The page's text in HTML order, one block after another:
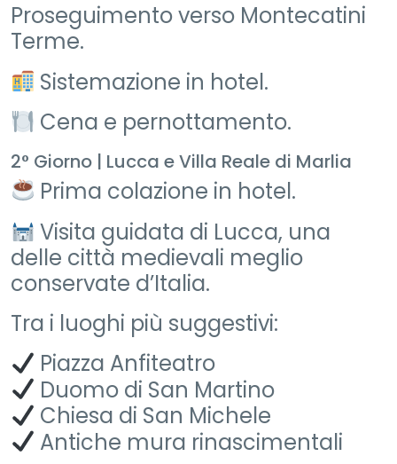
Proseguimento verso Montecatini
Terme.
Sistemazione in hotel.
Cena e pernottamento.
2° Giorno | Lucca e Villa Reale di Marlia
Prima colazione in hotel.
Visita guidata di Lucca, una
delle città medievali meglio
conservate d’Italia.
Tra i luoghi più suggestivi:
Piazza Anfiteatro
Duomo di San Martino
Chiesa di San Michele
Antiche mura rinascimentali